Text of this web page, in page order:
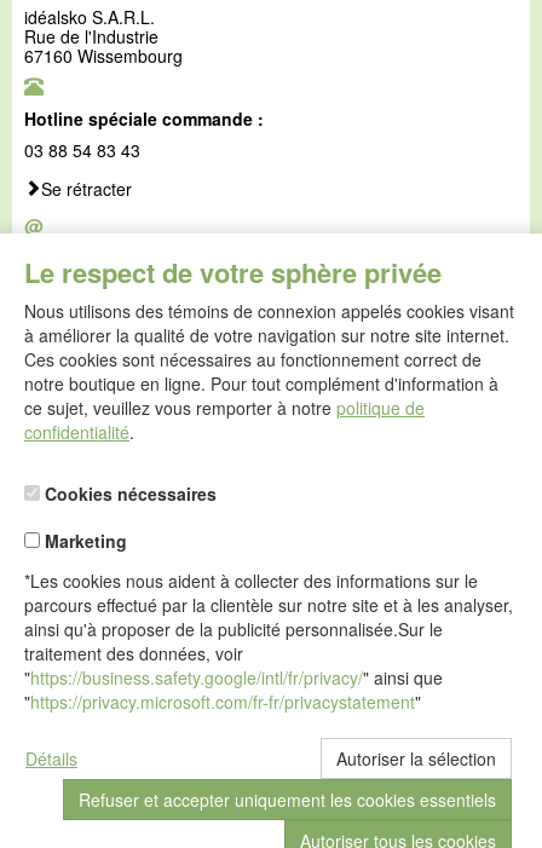
Le respect de votre sphère privée
Nous utilisons des témoins de connexion appelés cookies visant
à améliorer la qualité de votre navigation sur notre site internet.
Ces cookies sont nécessaires au fonctionnement correct de
notre boutique en ligne. Pour tout complément d'information à
ce sujet, veuillez vous remporter à notre politique de
confidentialité.
Cookies nécessaires
Marketing
*Les cookies nous aident à collecter des informations sur le
parcours effectué par la clientèle sur notre site et à les analyser,
ainsi qu'à proposer de la publicité personnalisée.Sur le
traitement des données, voir
"https://business.safety.google/intl/fr/privacy/" ainsi que
"https://privacy.microsoft.com/fr-fr/privacystatement"
Détails
idéalsko S.A.R.L.
Rue de l'Industrie
67160 Wissembourg
Hotline spéciale commande :
03 88 54 83 43
Se rétracter
@
service@idealsko.fr
@
Formulaire de contact
Aller au formulaire de contact
© Sous réserve de modifications par idéalsko S.A.R.L.